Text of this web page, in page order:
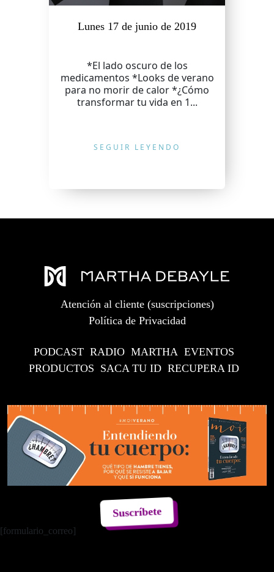
Lunes 17 de junio de 2019
*El lado oscuro de los
medicamentos *Looks de verano
para no morir de calor *¿Cómo
transformar tu vida en 1...
SEGUIR LEYENDO
Atención al cliente (suscripciones)
Política de Privacidad
PODCAST RADIO MARTHA EVENTOS
PRODUCTOS SACA TU ID RECUPERA ID
Suscríbete
[formulario_correo]